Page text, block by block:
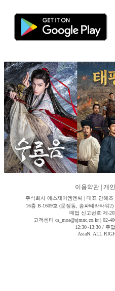
이용약관 개
주식회사 에스제이엠엔씨 | 대표 안해
16층 B-1609호 (문정동, 송파테라타워
매업 신고번호 제-
고객센터 cs_moa@sjmnc.co.kr | 02-
12:30~13:30 / 주
AsiaN. ALL